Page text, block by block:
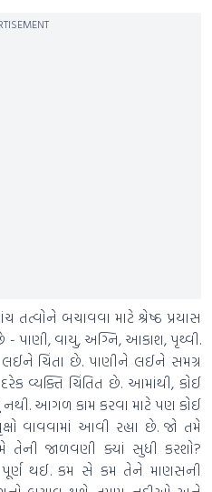
તત્વોને બચાવવા માટે શ્રેષ્ઠ પ્રયાસ
વાયુ, અગ્નિ, આકાશ, પૃથ્વી.
ચિંતા છે. પાણીને લઈને સમગ્ર
વ્યક્તિ ચિંતિત છે. આમાંથી, કોઈ
નથી. આગળ કામ કરવા માટે પણ કોઈ
વાવવામાં આવી રહ્યા છે. જો તમે
જાળવણી ક્યાં સુધી કરશો?
પૂર્ણ થઈ. કમ સે કમ તેને માણસની